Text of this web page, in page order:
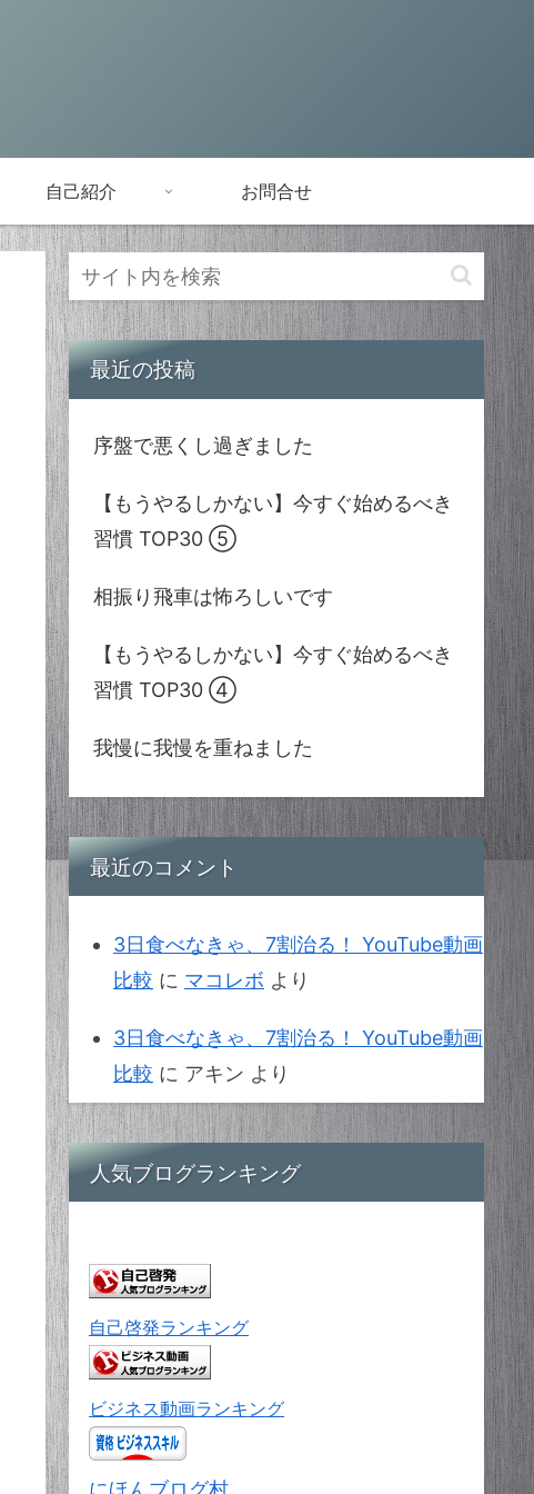
自己紹介 お問合せ
最近の投稿
序盤で悪くし過ぎました
【もうやるしかない】今すぐ始めるべき
習慣 TOP30 ⑤
相振り飛車は怖ろしいです
【もうやるしかない】今すぐ始めるべき
習慣 TOP30 ④
我慢に我慢を重ねました
最近のコメント
3日食べなきゃ、7割治る！ YouTube動画
比較 に マコレボ より
3日食べなきゃ、7割治る！ YouTube動画
比較 に アキン より
人気ブログランキング
自己啓発ランキング
ビジネス動画ランキング
にほんブログ村